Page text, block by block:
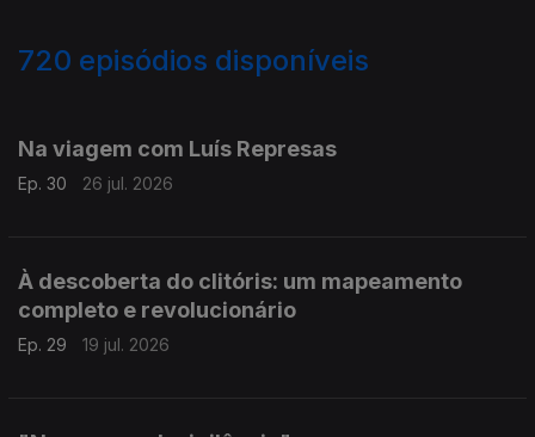
720 episódios disponíveis
Na viagem com Luís Represas
Ep. 30 26 jul. 2026
À descoberta do clitóris: um mapeamento
completo e revolucionário
Ep. 29 19 jul. 2026